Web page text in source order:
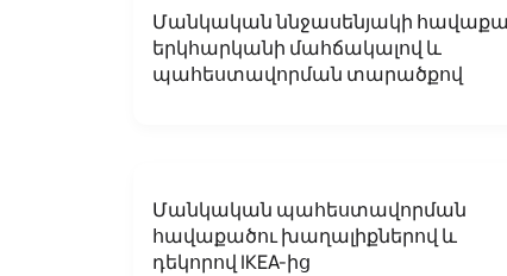
Մանկական ննջասենյակի
երկհարկանի մահճակալով և
պահեստավորման տարածքով
Մանկական պահեստավորման
հավաքածու խաղալիքներով և
դեկորով IKEA-ից